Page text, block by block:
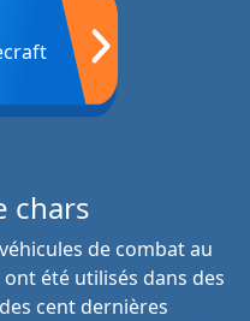
chars
de combat au
été utilisés dans des
cent dernières